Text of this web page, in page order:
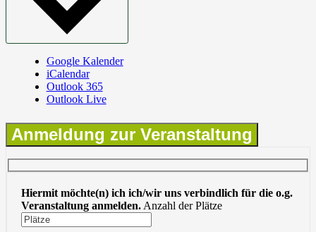
Google Kalender
iCalendar
Outlook 365
Outlook Live
Anmeldung zur Veranstaltung
Hiermit möchte(n) ich ich/wir uns verbindlich für die o.g.
Veranstaltung anmelden.Anzahl der Plätze